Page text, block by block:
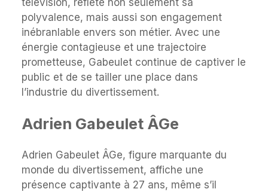
télévision, reflète non seulement sa
polyvalence, mais aussi son engagement
inébranlable envers son métier. Avec une
énergie contagieuse et une trajectoire
prometteuse, Gabeulet continue de captiver le
public et de se tailler une place dans
l’industrie du divertissement.
Adrien Gabeulet ÂGe
Adrien Gabeulet ÂGe, figure marquante du
monde du divertissement, affiche une
présence captivante à 27 ans, même s’il